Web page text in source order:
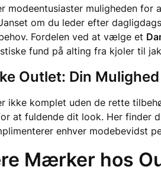
modeentusiaster muligheden
om du leder efter
Fordelen ved at vælge et
fund på alting fra kjoler til
Outlet: Din
ikke komplet uden de rette
at fuldende dit look. Her finder
enhver modebevidst
Mærker hos